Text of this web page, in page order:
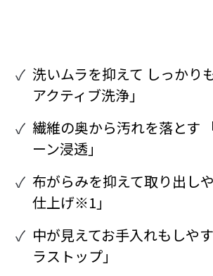
洗いムラを抑えて しっかり
アクティブ洗浄｣
繊維の奥から汚れを落とす
ーン浸透」
布がらみを抑えて取り出し
仕上げ※1」
中が見えてお手入れもしや
ラストップ」